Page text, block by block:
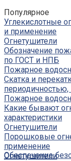
Популярное
Углекислотные
и применение
Огнетушители
Обозначение
по ГОСТ и НПБ
Пожарное
Скатка и
Пожарное
Какие бывают
характеристики
Огнетушители
Порошковые
применение
Огнетушители
Обеспечение